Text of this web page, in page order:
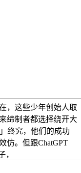
，这些少年创始人取
缔制者都选择绕开大
终究，他们的成功
仿。但跟ChatGPT
，